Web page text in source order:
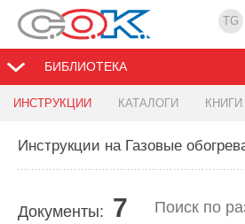
TG
БИБЛИОТЕКА
ИНСТРУКЦИИ КАТАЛОГИ КНИГИ
Инструкции на Газовые
Документы: 7